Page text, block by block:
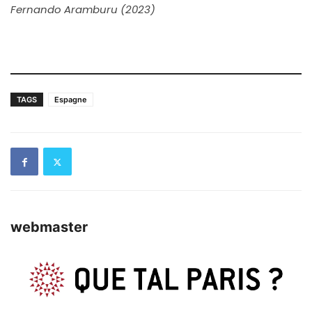
Fernando Aramburu (2023)
TAGS Espagne
webmaster